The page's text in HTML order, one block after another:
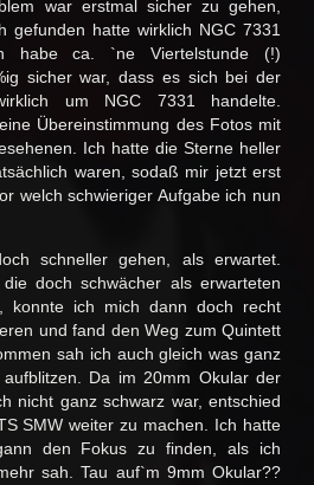
war erstmal sicher zu gehen,
gefunden hatte wirklich NGC 7331
habe ca. `ne Viertelstunde (!)
sicher war, dass es sich bei der
um NGC 7331 handelte.
Übereinstimmung des Fotos mit
Ich hatte die Sterne heller
waren, sodaß mir jetzt erst
welch schwieriger Aufgabe ich nun
schneller gehen, als erwartet.
doch schwächer als erwarteten
konnte ich mich dann doch recht
und fand den Weg zum Quintett
sah ich auch gleich was ganz
Da im 20mm Okular der
nicht ganz schwarz war, entschied
SMW weiter zu machen. Ich hatte
den Fokus zu finden, als ich
sah. Tau auf`m 9mm Okular??